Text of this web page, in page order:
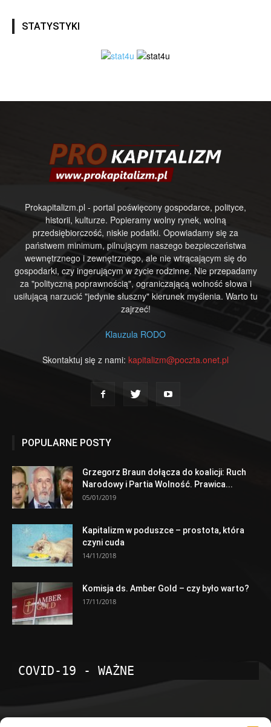
STATYSTYKI
Prokapitalizm.pl - portal poświęcony gospodarce, polityce,
historii, kulturze. Popieramy wolny rynek, wolną
przedsiębiorczość, niskie podatki. Opowiadamy się za
państwem minimum, pilnującym naszego bezpieczeństwa
wewnętrznego i zewnętrznego, ale nie wtrącającym się do
gospodarki, czy ingerującym w życie rodzinne. Nie przepadamy
za "polityczną poprawnością", ograniczającą wolność słowa i
usiłującą narzucić "jedynie słuszny" kierunek myślenia. Warto tu
zajrzeć!
Klauzula RODO
Skontaktuj się z nami: kapitalizm@poczta.onet.pl
POPULARNE POSTY
Grzegorz Braun dołącza do koalicji: Ruch
Narodowy i Partia Wolność. Prawica...
05/01/2019
Kapitalizm w poduszce – prostota, która
czyni cuda
14/11/2018
Komisja ds. Amber Gold – czy było warto?
17/11/2018
COVID-19 - WAŻNE